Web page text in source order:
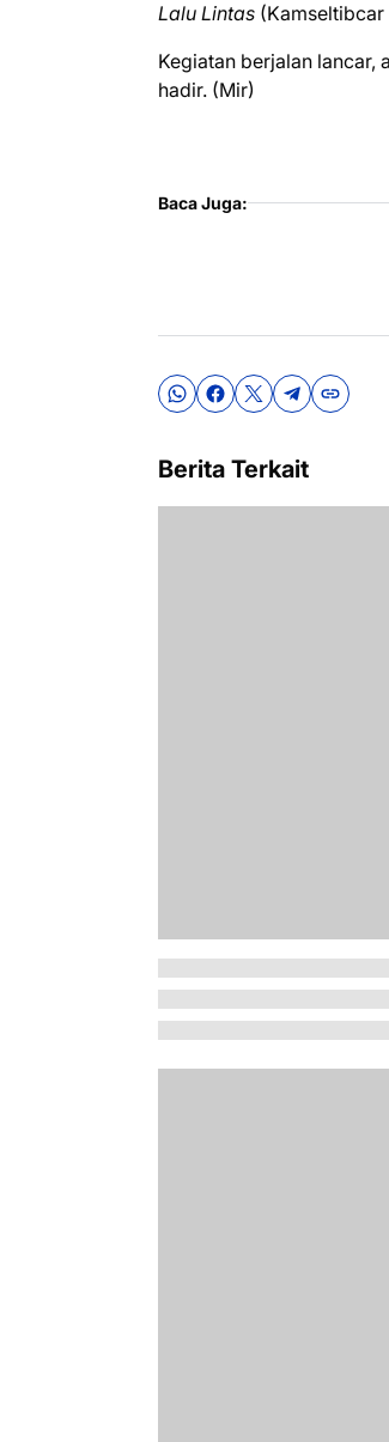
Lalu Lintas (Kamseltibcar
Kegiatan berjalan lancar,
hadir. (Mir)
Baca Juga:
Berita Terkait